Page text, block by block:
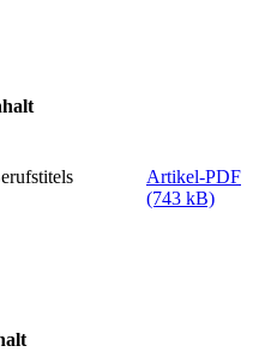
Artikel-PDF
(743 kB)